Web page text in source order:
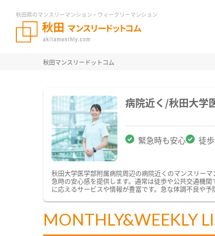
秋田県のマンスリーマンション・ウィークリーマンション
秋田マンスリードットコム
病院近く/秋田大学
緊急時も安心 徒
秋田大学医学部附属病院周辺の病院近くのマンスリー
急時の安心感を提供します。通常は徒歩や公共交通機
に応えるサービスや情報が豊富です。急な体調不良や
MONTHLY&WEEKLY